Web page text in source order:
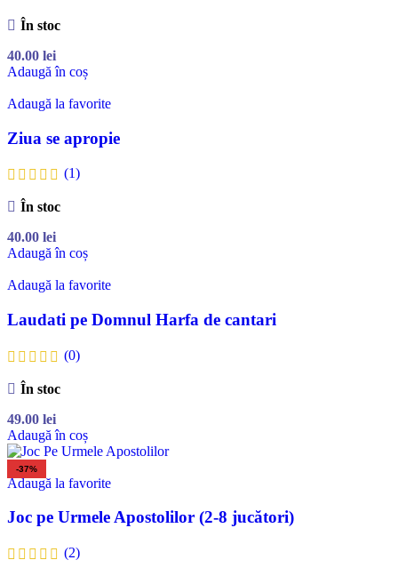
În stoc
40.00 lei
Adaugă în coș
Adaugă la favorite
Ziua se apropie
(1)
În stoc
40.00 lei
Adaugă în coș
Adaugă la favorite
Laudati pe Domnul Harfa de cantari
(0)
În stoc
49.00 lei
Adaugă în coș
-37%
Adaugă la favorite
Joc pe Urmele Apostolilor (2-8 jucători)
(2)